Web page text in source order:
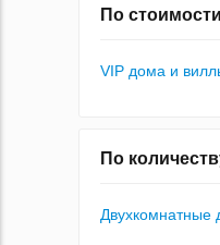
По стоимости
VIP дома и
По
Двухкомнатные